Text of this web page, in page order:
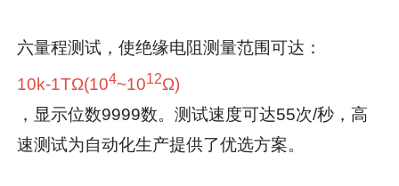
六量程测试，使绝缘电阻测量范围可达：
10k-1TΩ(104~1012Ω)
，显示位数9999数。测试速度可达55次/秒，高
速测试为自动化生产提供了优选方案。